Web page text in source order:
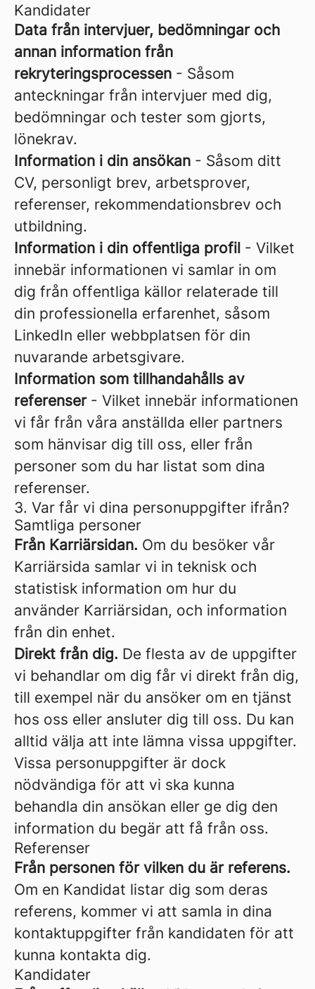
Kandidater
Data från intervjuer, bedömningar och
annan information från
rekryteringsprocessen - Såsom
anteckningar från intervjuer med dig,
bedömningar och tester som gjorts,
lönekrav.
Information i din ansökan - Såsom ditt
CV, personligt brev, arbetsprover,
referenser, rekommendationsbrev och
utbildning.
Information i din offentliga profil - Vilket
innebär informationen vi samlar in om
dig från offentliga källor relaterade till
din professionella erfarenhet, såsom
LinkedIn eller webbplatsen för din
nuvarande arbetsgivare.
Information som tillhandahålls av
referenser- Vilket innebär informationen
vi får från våra anställda eller partners
som hänvisar dig till oss, eller från
personer som du har listat som dina
referenser.
3. Var får vi dina personuppgifter ifrån?
Samtliga personer
Från Karriärsidan. Om du besöker vår
Karriärsida samlar vi in teknisk och
statistisk information om hur du
använder Karriärsidan, och information
från din enhet.
Direkt från dig. De flesta av de uppgifter
vi behandlar om dig får vi direkt från dig,
till exempel när du ansöker om en tjänst
hos oss eller ansluter dig till oss. Du kan
alltid välja att inte lämna vissa uppgifter.
Vissa personuppgifter är dock
nödvändiga för att vi ska kunna
behandla din ansökan eller ge dig den
information du begär att få från oss.
Referenser
Från personen för vilken du är referens.
Om en Kandidat listar dig som deras
referens, kommer vi att samla in dina
kontaktuppgifter från kandidaten för att
kunna kontakta dig.
Kandidater